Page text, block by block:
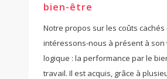
bien-être
Notre propos sur les coûts cachés
intéressons-nous à présent à
logique : la performance par le
travail. Il est acquis, grâce à